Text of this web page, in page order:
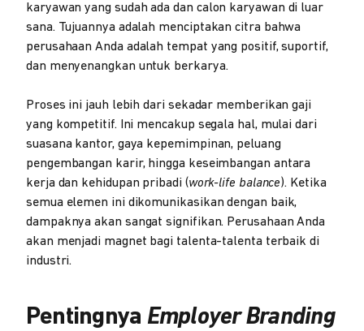
karyawan yang sudah ada dan calon karyawan di luar
sana. Tujuannya adalah menciptakan citra bahwa
perusahaan Anda adalah tempat yang positif, suportif,
dan menyenangkan untuk berkarya.
Proses ini jauh lebih dari sekadar memberikan gaji
yang kompetitif. Ini mencakup segala hal, mulai dari
suasana kantor, gaya kepemimpinan, peluang
pengembangan karir, hingga keseimbangan antara
kerja dan kehidupan pribadi (work-life balance). Ketika
semua elemen ini dikomunikasikan dengan baik,
dampaknya akan sangat signifikan. Perusahaan Anda
akan menjadi magnet bagi talenta-talenta terbaik di
industri.
Pentingnya Employer Branding